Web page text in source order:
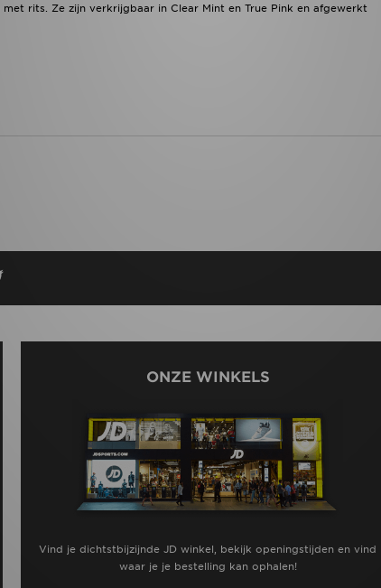
rits. Ze zijn verkrijgbaar in Clear Mint en True Pink en afgewerkt
ONZE WINKELS
Vind je dichtstbijzijnde JD winkel, bekijk openingstijden en vind
waar je je bestelling kan ophalen!